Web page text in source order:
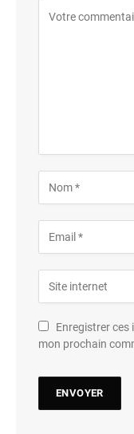
Enregistrer
mon prochain